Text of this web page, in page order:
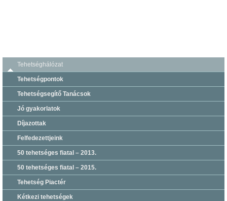
Tehetséghálózat
Tehetségpontok
Tehetségsegítő Tanácsok
Jó gyakorlatok
Díjazottak
Felfedezettjeink
50 tehetséges fiatal – 2013.
50 tehetséges fiatal – 2015.
Tehetség Piactér
Kétkezi tehetségek